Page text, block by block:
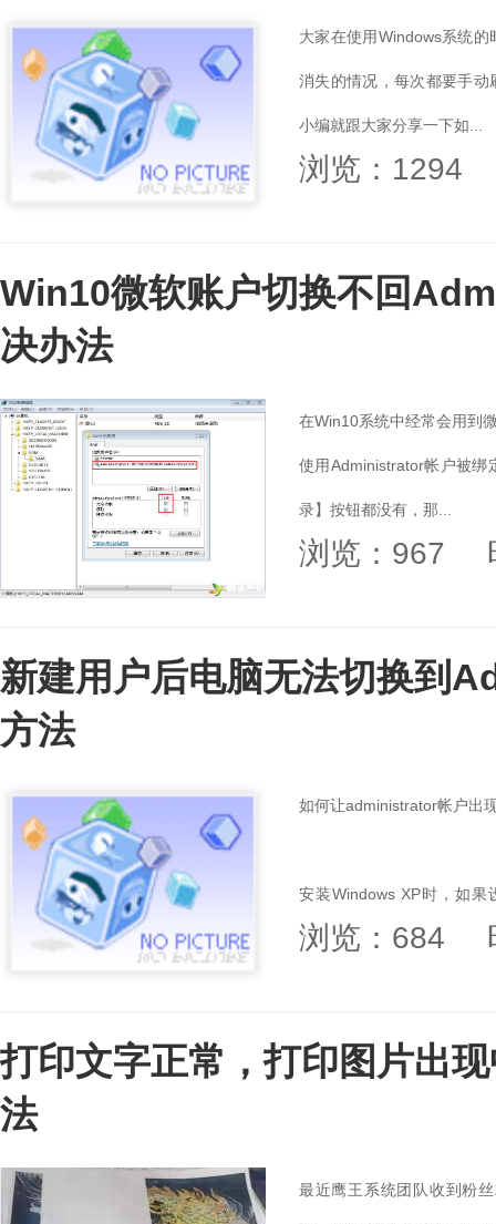
大家在使用Windows系统
消失的情况，每次都要手
小编就跟大家分享一下如...
浏览：1294
Win10微软账户切换不回
决办法
在Win10系统中经常会用到
使用Administrator帐户被绑
录】按钮都没有，那...
浏览：967
新建用户后电脑无法切换到
方法
如何让administrator帐户出
安装Windows XP时，如
Administrator管理员账户是
浏览：684
打印文字正常，打印图片出
法
最近鹰王系统团队收到粉